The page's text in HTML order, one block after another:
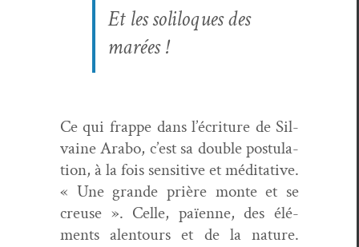
Et les solil­o­ques des
marées !
Ce qui frappe dans l’écriture de Sil­
vaine Arabo, c’est sa dou­ble pos­tu­la­
tion, à la fois sen­si­tive et médi­ta­tive.
« Une grande prière monte et se
creuse ». Celle, païenne, des élé­
ments alen­tours et de la nature.